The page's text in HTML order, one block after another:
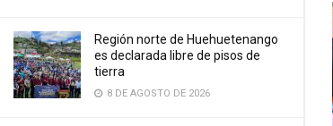
Región norte de Huehuetenango
es declarada libre de pisos de
tierra
8 DE AGOSTO DE 2026